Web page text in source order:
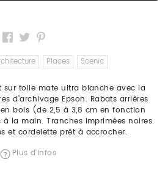
Places Scenic
sur toile mate ultra blanche avec la
d’archivage Epson. Rabats arrières
bois (de 2,5 à 3,8 cm en fonction
la main. Tranches imprimées noires.
et cordelette prêt à accrocher.
Plus d'infos